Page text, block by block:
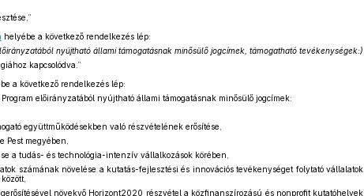
helyébe a következő rendelkezés lép:
nyújtható állami támogatásnak minősülő jogcímek, támogatható tevékenységek:)
kapcsolódva.”
a következő rendelkezés lép:
előirányzatából nyújtható állami támogatásnak minősülő jogcímek:
együttműködésekben való részvételének erősítése,
Pest megyében,
a tudás- és technológia-intenzív vállalkozások körében,
számának növelése a kutatás-fejlesztési és innovációs tevékenységet folytató vállalatok,
növekvő Horizont2020 részvétel a közfinanszírozású és nonprofit kutatóhelyek,